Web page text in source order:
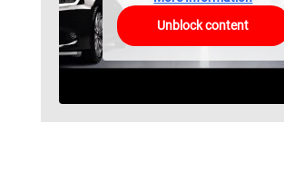
Unblock content